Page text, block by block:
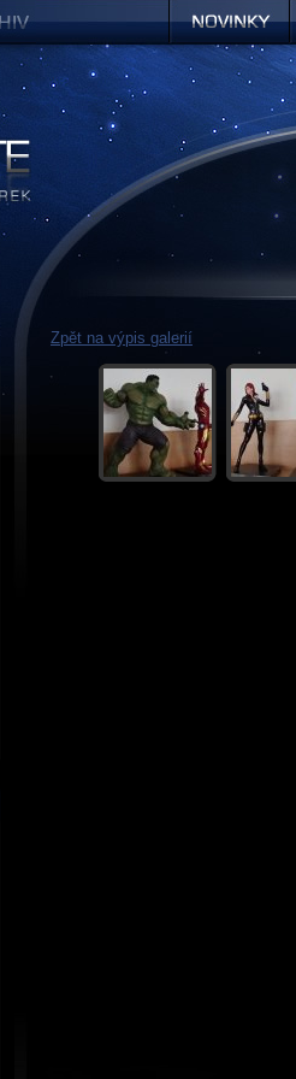
Zpět na výpis galerií